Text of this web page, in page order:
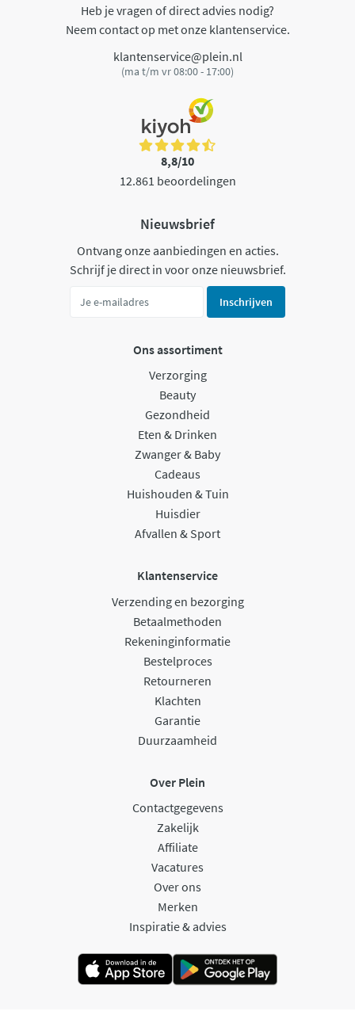
Heb je vragen of direct advies nodig?
Neem contact op met onze klantenservice.
klantenservice@plein.nl
(ma t/m vr 08:00 - 17:00)
8,8/10
12.861 beoordelingen
Nieuwsbrief
Ontvang onze aanbiedingen en acties.
Schrijf je direct in voor onze nieuwsbrief.
Inschrijven
Ons assortiment
Verzorging
Beauty
Gezondheid
Eten & Drinken
Zwanger & Baby
Cadeaus
Huishouden & Tuin
Huisdier
Afvallen & Sport
Klantenservice
Verzending en bezorging
Betaalmethoden
Rekeninginformatie
Bestelproces
Retourneren
Klachten
Garantie
Duurzaamheid
Over Plein
Contactgegevens
Zakelijk
Affiliate
Vacatures
Over ons
Merken
Inspiratie & advies